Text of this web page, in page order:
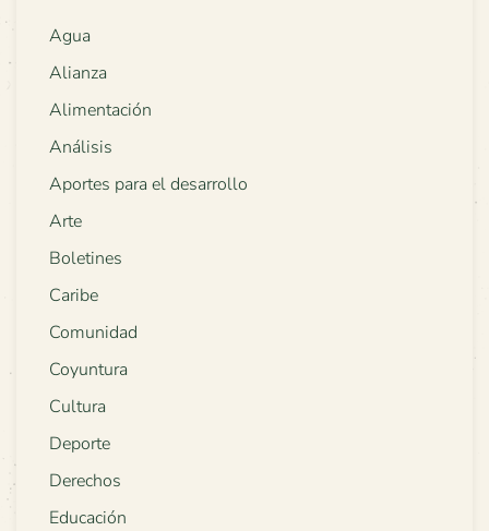
Agua
Alianza
Alimentación
Análisis
Aportes para el desarrollo
Arte
Boletines
Caribe
Comunidad
Coyuntura
Cultura
Deporte
Derechos
Educación